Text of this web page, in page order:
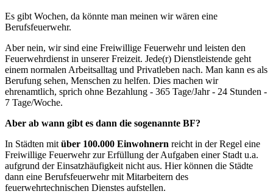
Es gibt Wochen, da könnte man meinen wir wären eine
Berufsfeuerwehr.
Aber nein, wir sind eine Freiwillige Feuerwehr und leisten den
Feuerwehrdienst in unserer Freizeit. Jede(r) Dienstleistende geht
einem normalen Arbeitsalltag und Privatleben nach. Man kann es als
Berufung sehen, Menschen zu helfen. Dies machen wir
ehrenamtlich, sprich ohne Bezahlung - 365 Tage/Jahr - 24 Stunden -
7 Tage/Woche.
Aber ab wann gibt es dann die sogenannte BF?
In Städten mit über 100.000 Einwohnern reicht in der Regel eine
Freiwillige Feuerwehr zur Erfüllung der Aufgaben einer Stadt u.a.
aufgrund der Einsatzhäufigkeit nicht aus. Hier können die Städte
dann eine Berufsfeuerwehr mit Mitarbeitern des
feuerwehrtechnischen Dienstes aufstellen.